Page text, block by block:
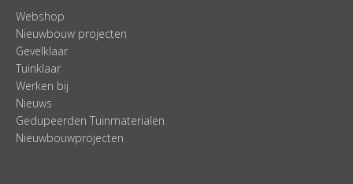
Webshop
Nieuwbouw projecten
Gevelklaar
Tuinklaar
Werken bij
Nieuws
Gedupeerden Tuinmaterialen
Nieuwbouwprojecten